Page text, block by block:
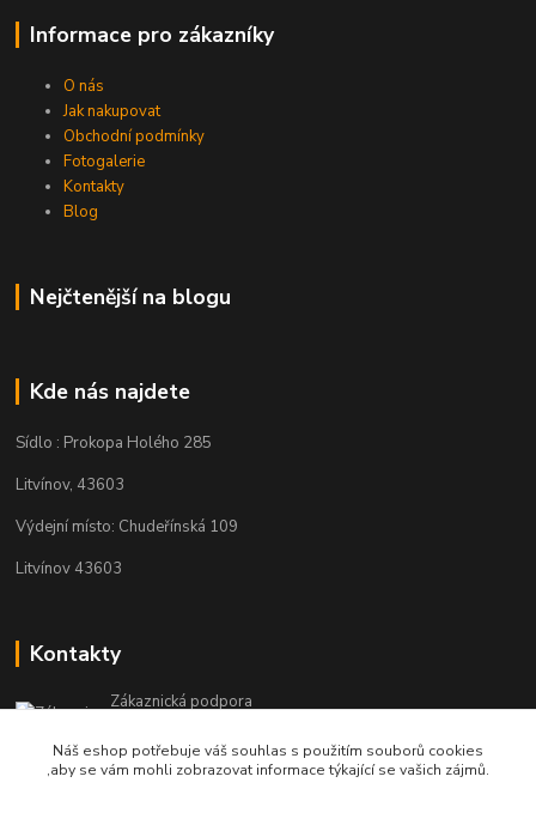
Informace pro zákazníky
O nás
Jak nakupovat
Obchodní podmínky
Fotogalerie
Kontakty
Blog
Nejčtenější na blogu
Kde nás najdete
Sídlo : Prokopa Holého 285
Litvínov, 43603
Výdejní místo: Chudeřínská 109
Litvínov 43603
Kontakty
Zákaznická podpora
(Po-Pá, 8-16 hod.)
Náš eshop potřebuje váš souhlas s použitím souborů cookies
,aby se vám mohli zobrazovat informace týkající se vašich zájmů.